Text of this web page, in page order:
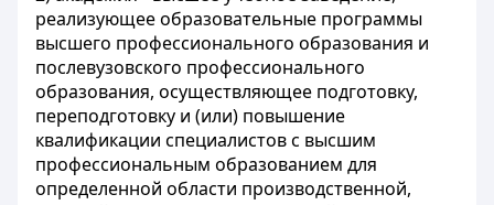
реализующее образовательные программы
высшего профессионального образования и
послевузовского профессионального
образования, осуществляющее подготовку,
переподготовку и (или) повышение
квалификации специалистов с высшим
профессиональным образованием для
определенной области производственной,